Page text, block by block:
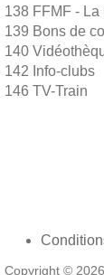
138 FFMF -
139 Bons de
140
142 Info-clubs
146 TV-Train
Copyright ©